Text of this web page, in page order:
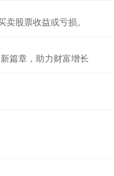
股票收益或亏损。
篇章，助力财富增长